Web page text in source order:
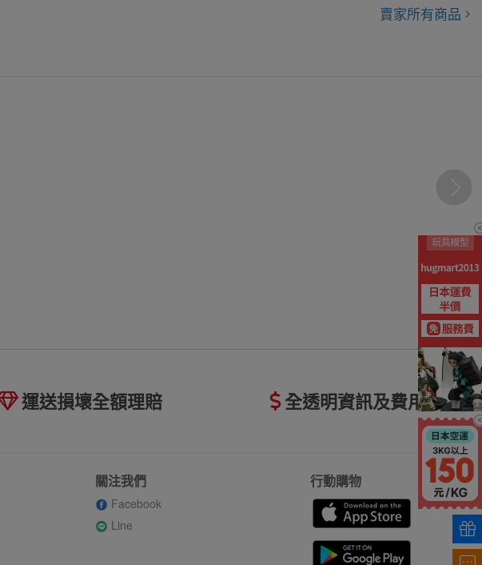
賣家所有商品
運送損壞全額理賠 全透明資訊及費用
關注我們
Facebook
Line
行動購物